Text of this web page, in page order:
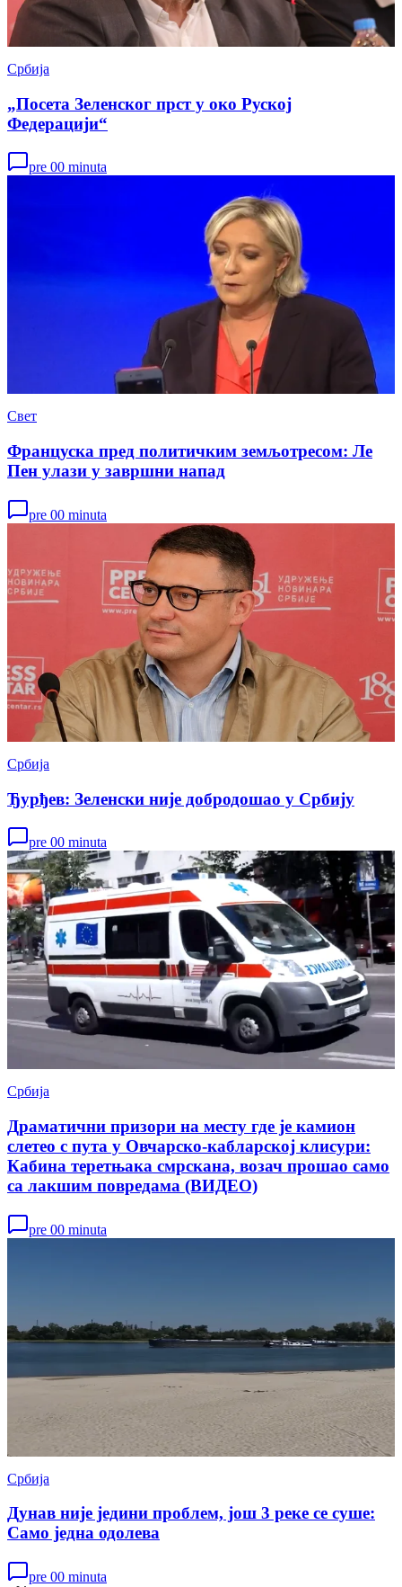
Србија
„Посета Зеленског прст у око Руској
Федерацији“
pre 00 minuta
Свет
Француска пред политичким земљотресом: Ле
Пен улази у завршни напад
pre 00 minuta
Србија
Ђурђев: Зеленски није добродошао у Србију
pre 00 minuta
Србија
Драматични призори на месту где је камион
слетео с пута у Овчарско-кабларској клисури:
Кабина теретњака смрскана, возач прошао само
са лакшим повредама (ВИДЕО)
pre 00 minuta
Србија
Дунав није једини проблем, још 3 реке се суше:
Само једна одолева
pre 00 minuta